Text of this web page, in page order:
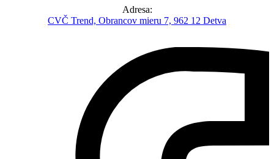
Adresa:
CVČ Trend, Obrancov mieru 7, 962 12 Detva